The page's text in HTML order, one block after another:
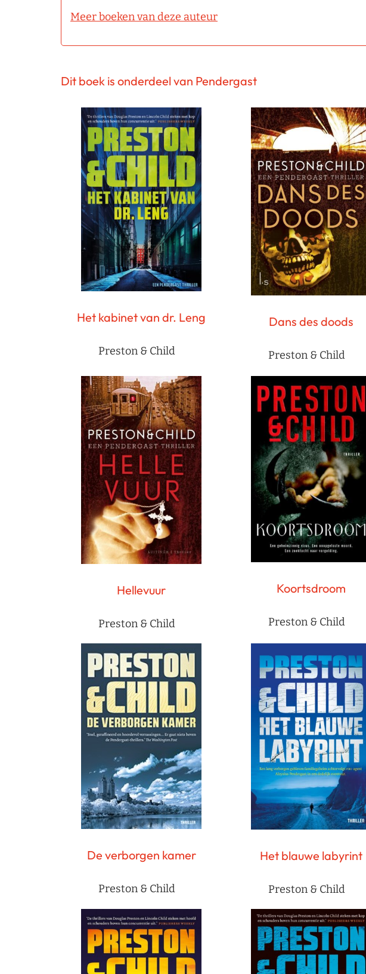
Meer boeken van deze auteur
Dit boek is onderdeel van Pendergast
Het kabinet van dr. Leng
Preston & Child
Dans des doods
Preston & Child
Hellevuur
Preston & Child
Koortsdroom
Preston & Child
De verborgen kamer
Preston & Child
Het blauwe labyrint
Preston & Child